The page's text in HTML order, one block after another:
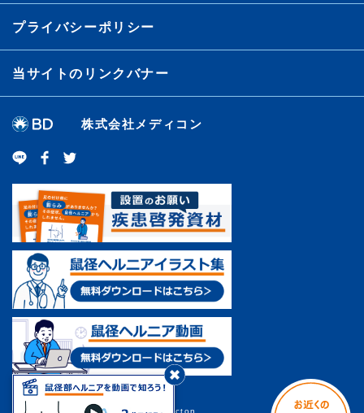
プライバシーポリシー
当サイトのリンクバナー
株式会社メディコン
BD, the BD Logo and all other